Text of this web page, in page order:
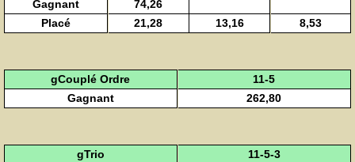
Gagnant
74,26
Placé
21,28 13,16 8,53
gCouplé Ordre
11-5
Gagnant
262,80
gTrio
11-5-3